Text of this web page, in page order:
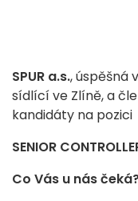
SPUR a.s., úspěšná
sídlící ve Zlíně, a
kandidáty na pozici
SENIOR
Co Vás u nás